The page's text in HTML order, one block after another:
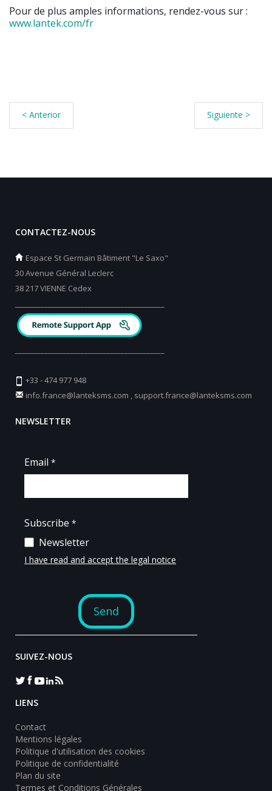
Pour de plus amples informations, rendez-vous sur :
www.lantek.com/fr
< Anterior Siguiente >
CONTACTEZ-NOUS
Espace St Germain Bâtiment "Le Saxo"
30 Avenue Général Leclerc
38 217 VIENNE Cedex
+33 - 474 977 948
info.france@lanteksms.com , support.france@lanteksms.com
NEWSLETTER
SUIVEZ-NOUS
LIENS
Contact
Mentions légales
Politique d'utilisation des cookies
Politique de confidentialité
Plan du site
Termes et Conditions Générales